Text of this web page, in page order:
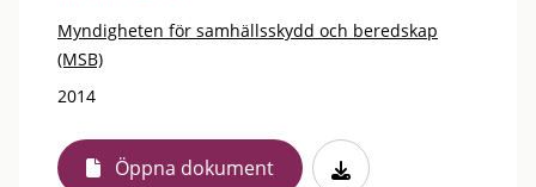
Myndigheten för samhällsskydd och beredskap
(MSB)
2014
Öppna dokument